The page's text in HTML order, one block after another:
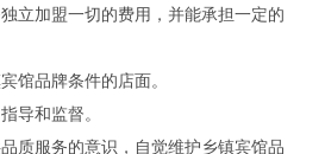
加盟一切的费用，并能承担一定的
品牌条件的店面。
和监督。
服务的意识，自觉维护乡镇宾馆品